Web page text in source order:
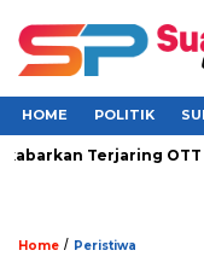
HOME POLITIK
Terjaring OTT
Home / Peristiwa